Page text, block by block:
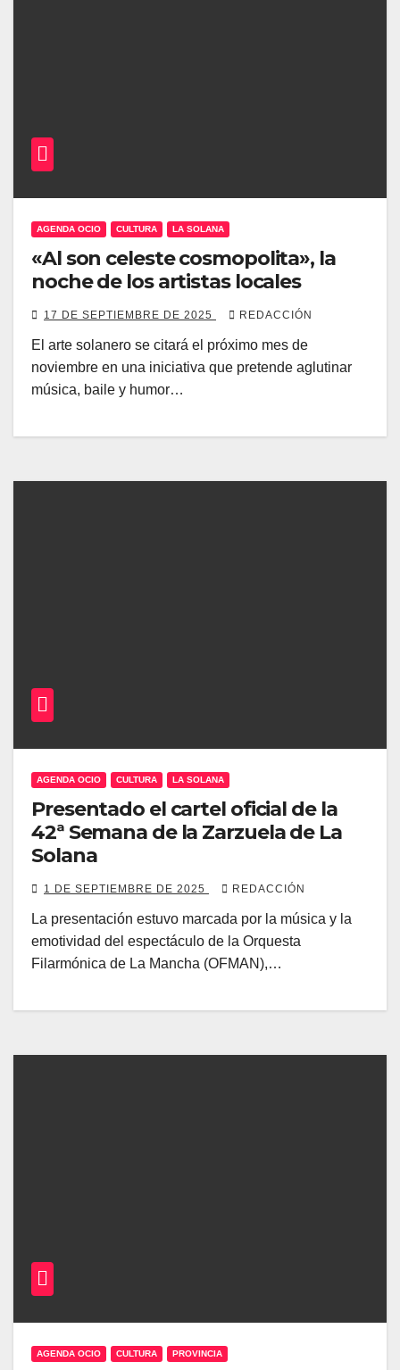
AGENDA OCIO CULTURA LA SOLANA
«Al son celeste cosmopolita», la
noche de los artistas locales
17 DE SEPTIEMBRE DE 2025 REDACCIÓN
El arte solanero se citará el próximo mes de
noviembre en una iniciativa que pretende aglutinar
música, baile y humor…
AGENDA OCIO CULTURA LA SOLANA
Presentado el cartel oficial de la
42ª Semana de la Zarzuela de La
Solana
1 DE SEPTIEMBRE DE 2025 REDACCIÓN
La presentación estuvo marcada por la música y la
emotividad del espectáculo de la Orquesta
Filarmónica de La Mancha (OFMAN),…
AGENDA OCIO CULTURA PROVINCIA